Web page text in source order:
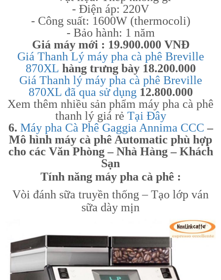
- Điện áp: 220V
- Công suất: 1600W (thermocoli)
- Bảo hành: 1 năm
Giá máy mới : 19.900.000 VNĐ
Giá Thanh Lý máy pha cà phê Breville
870XL hàng trưng bày 18.200.000
Giá Thanh lý máy pha cà phê Breville
870XL đã qua sử dụng 12.800.000
Xem thêm nhiều sản phẩm máy pha cà phê
thanh lý giá rẻ Tại Đây
6. Máy pha Cà Phê Gaggia Annima CCC –
Mô hình máy cà phê Automatic phù hợp
cho các Văn Phòng – Nhà Hàng – Khách
Sạn
Tính năng máy pha cà phê :
Vòi đánh sữa truyền thống – Tạo lớp ván
sữa dày mịn